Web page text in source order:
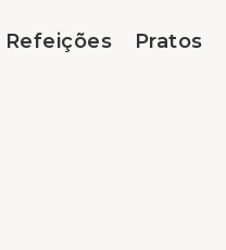
Refeições Pratos